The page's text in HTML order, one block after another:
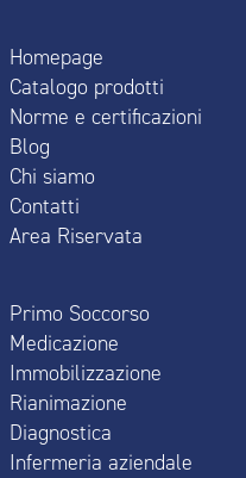
Homepage
Catalogo prodotti
Norme e certificazioni
Blog
Chi siamo
Contatti
Area Riservata
Primo Soccorso
Medicazione
Immobilizzazione
Rianimazione
Diagnostica
Infermeria aziendale